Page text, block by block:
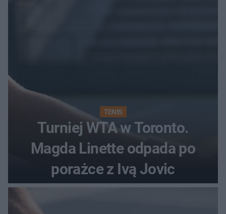
TENIS
Turniej WTA w Toronto.
Magda Linette odpada po
porażce z Ivą Jovic